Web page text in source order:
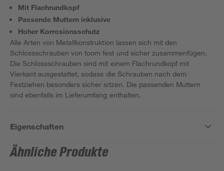
Mit Flachrundkopf
Passende Muttern inklusive
Hoher Korrosionsschutz
Alle Arten von Metallkonstruktion lassen sich mit den
Schlossschrauben von toom fest und sicher zusammenfügen.
Die Schlossschrauben sind mit einem Flachrundkopf mit
Vierkant ausgestattet, sodass die Schrauben nach dem
Festziehen besonders sicher sitzen. Die passenden Muttern
sind ebenfalls im Lieferumfang enthalten.
Eigenschaften
Ähnliche Produkte